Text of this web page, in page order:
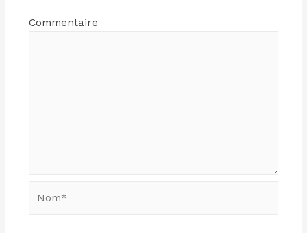
Commentaire